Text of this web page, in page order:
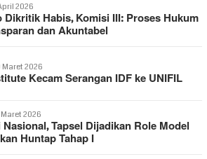
2026
Dikritik Habis, Komisi III: Proses Hukum
dan Akuntabel
Maret 2026
Kecam Serangan IDF ke UNIFIL
2026
Tapsel Dijadikan Role Model
Huntap Tahap I